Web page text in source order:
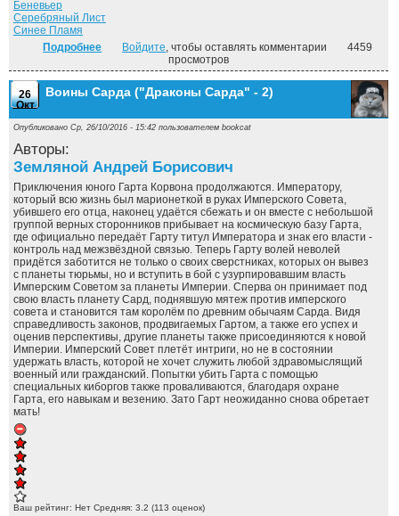
Беневьер
Серебряный Лист
Синее Пламя
Подробнее о Арвендейл. ("Арвендейл" - 1)
Войдите, чтобы оставлять комментарии
4459
просмотров
26
Окт
Воины Сарда ("Драконы Сарда" - 2)
Опубликовано Ср, 26/10/2016 - 15:42 пользователем bookcat
Авторы:
Земляной Андрей Борисович
Приключения юного Гарта Корвона продолжаются. Императору,
который всю жизнь был марионеткой в руках Имперского Совета,
убившего его отца, наконец удаётся сбежать и он вместе с небольшой
группой верных сторонников прибывает на космическую базу Гарта,
где официально передаёт Гарту титул Императора и знак его власти -
контроль над межзвёздной связью. Теперь Гарту волей неволей
придётся заботится не только о своих сверстниках, которых он вывез
с планеты тюрьмы, но и вступить в бой с узурпировавшим власть
Имперским Советом за планеты Империи. Сперва он принимает под
свою власть планету Сард, поднявшую мятеж против имперского
совета и становится там королём по древним обычаям Сарда. Видя
справедливость законов, продвигаемых Гартом, а также его успех и
оценив перспективы, другие планеты также присоединяются к новой
Империи. Имперский Совет плетёт интриги, но не в состоянии
удержать власть, которой не хочет служить любой здравомыслящий
военный или гражданский. Попытки убить Гарта с помощью
специальных киборгов также проваливаются, благодаря охране
Гарта, его навыкам и везению. Зато Гарт неожиданно снова обретает
мать!
Ваш рейтинг: Нет Средняя: 3.2 (113 оценок)